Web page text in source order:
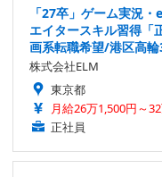
「27卒」ゲーム実況
エイタースキル習得「
画系転職希望/港区高輪
株式会社ELM
東京都
月給26万1,500円～
正社員